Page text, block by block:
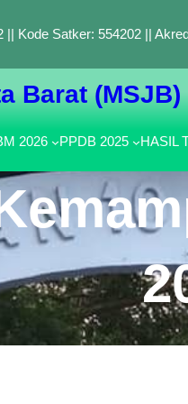
Kode Satker: 554202 ||
Barat (MSJB)
2026 PPDB 2025 HASIL